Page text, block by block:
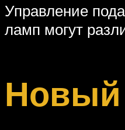
Управление
ламп могут
Новый